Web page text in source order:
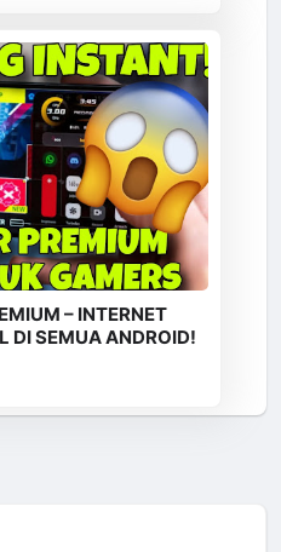
– INTERNET
DI SEMUA ANDROID!